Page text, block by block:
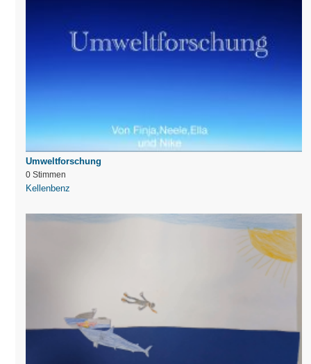
Umweltforschung
0 Stimmen
Kellenbenz